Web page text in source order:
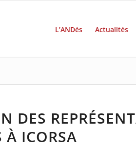
L’ANDès Actualités
DES
À ICORSA